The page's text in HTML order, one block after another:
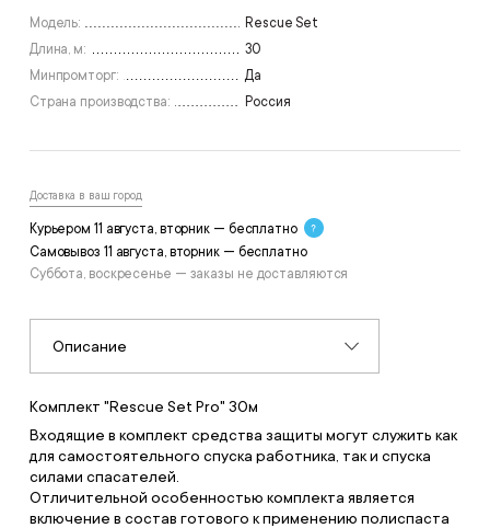
Модель:
Rescue Set
Длина, м:
30
Минпромторг:
Да
Страна производства:
Россия
Доставка в ваш город
Курьером 11 августа, вторник — бесплатно
Самовывоз 11 августа, вторник — бесплатно
Суббота, воскресенье — заказы не доставляются
Описание
Комплект "Rescue Set Pro" 30м
Входящие в комплект средства защиты могут служить как
для самостоятельного спуска работника, так и спуска
силами спасателей.
Отличительной особенностью комплекта является
включение в состав готового к применению полиспаста